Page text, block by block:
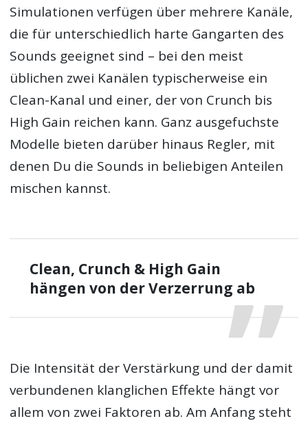
Simulationen verfügen über mehrere Kanäle,
die für unterschiedlich harte Gangarten des
Sounds geeignet sind – bei den meist
üblichen zwei Kanälen typischerweise ein
Clean-Kanal und einer, der von Crunch bis
High Gain reichen kann. Ganz ausgefuchste
Modelle bieten darüber hinaus Regler, mit
denen Du die Sounds in beliebigen Anteilen
mischen kannst.
Clean, Crunch & High Gain
hängen von der Verzerrung ab
Die Intensität der Verstärkung und der damit
verbundenen klanglichen Effekte hängt vor
allem von zwei Faktoren ab. Am Anfang steht